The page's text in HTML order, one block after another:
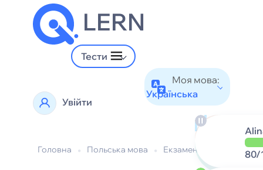
LERN
Тести
Моя мова:
Українська
Увійти
Головна • Польська мова • Екзаменаційні тести80/